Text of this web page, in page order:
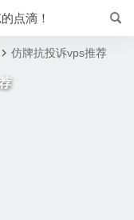
点滴！
仿牌抗投诉vps推荐